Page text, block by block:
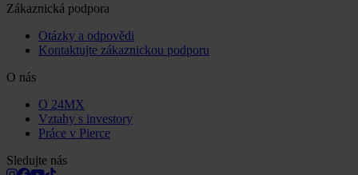
Zákaznická podpora
Otázky a odpovědi
Kontaktujte zákaznickou podporu
O nás
O 24MX
Vztahy s investory
Práce v Pierce
Sledujte nás